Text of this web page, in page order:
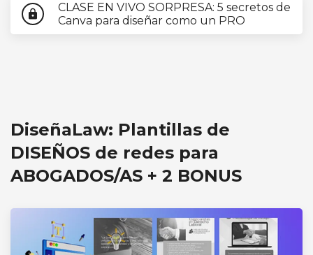
lock
CLASE EN VIVO SORPRESA: 5 secretos de
Canva para diseñar como un PRO
DiseñaLaw: Plantillas de
DISEÑOS de redes para
ABOGADOS/AS + 2 BONUS